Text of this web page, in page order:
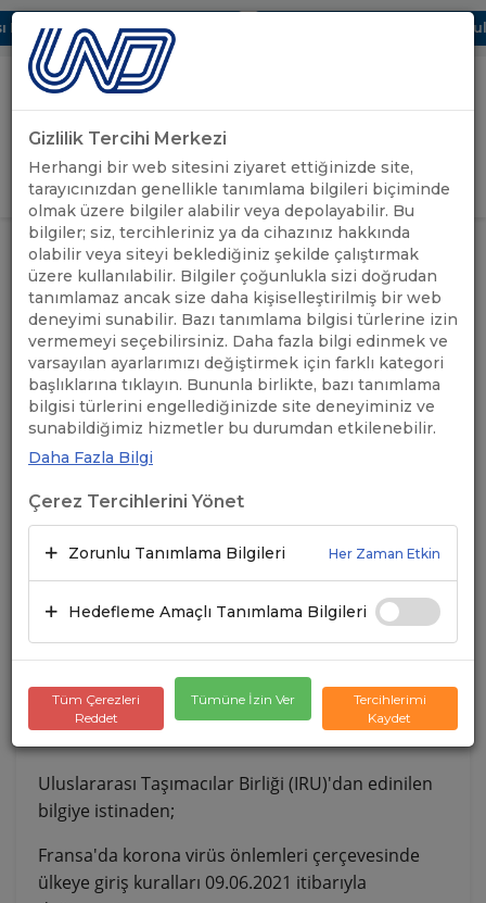
UBAK Bölümü Hakkında UND, Yunanistan Vize
Uluslararası Nakliyeciler Derneği
GİRİŞ YAP
ANASAYFA /
ÖNEMLİ
DUYURULAR
/
DİKKAT: FRANSA'YA GİRİŞTE
KORONA VİRÜS TESTİ ZORUNLU
HALE GELDİ
DİKKAT: FRANSA'YA GİRİŞTE
KORONA VİRÜS TESTİ
ZORUNLU HALE GELDİ
Uluslararası Taşımacılar Birliği (IRU)'dan edinilen
bilgiye istinaden;
Fransa'da korona virüs önlemleri çerçevesinde
ülkeye giriş kuralları 09.06.2021 itibarıyla
Gizlilik Tercihi Merkezi
Herhangi bir web sitesini ziyaret ettiğinizde site,
tarayıcınızdan genellikle tanımlama bilgileri biçiminde
olmak üzere bilgiler alabilir veya depolayabilir. Bu
bilgiler; siz, tercihleriniz ya da cihazınız hakkında
olabilir veya siteyi beklediğiniz şekilde çalıştırmak
üzere kullanılabilir. Bilgiler çoğunlukla sizi doğrudan
tanımlamaz ancak size daha kişiselleştirilmiş bir web
deneyimi sunabilir. Bazı tanımlama bilgisi türlerine izin
vermemeyi seçebilirsiniz. Daha fazla bilgi edinmek ve
varsayılan ayarlarımızı değiştirmek için farklı kategori
başlıklarına tıklayın. Bununla birlikte, bazı tanımlama
bilgisi türlerini engellediğinizde site deneyiminiz ve
sunabildiğimiz hizmetler bu durumdan etkilenebilir.
Daha Fazla Bilgi
Çerez Tercihlerini Yönet
Zorunlu Tanımlama Bilgileri Her Zaman Etkin
Hedefleme Amaçlı Tanımlama Bilgileri
Tüm Çerezleri
Reddet
Tümüne İzin Ver
Tercihlerimi
Kaydet